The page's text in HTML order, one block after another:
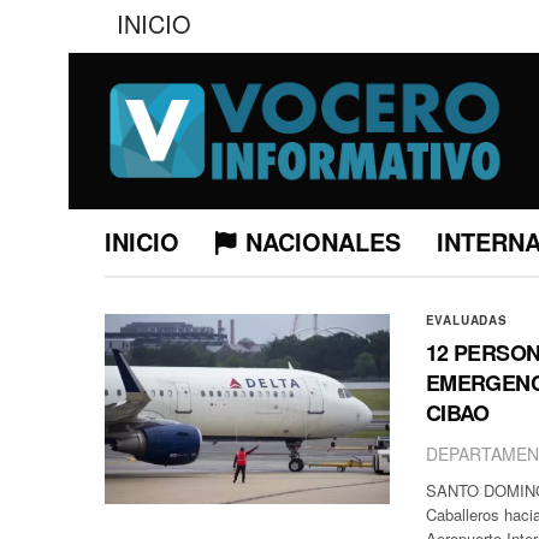
INICIO
INICIO NACIONALES
EVALUADAS
12
CIBAO
SANTO
Caballeros